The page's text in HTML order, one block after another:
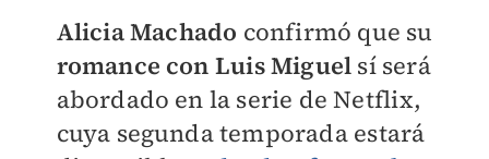
Alicia Machado confirmó que su
romance con Luis Miguel sí será
abordado en la serie de Netflix,
cuya segunda temporada estará